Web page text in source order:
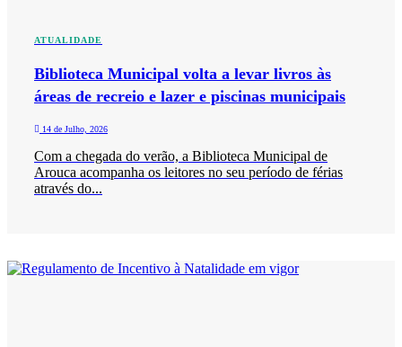
ATUALIDADE
Biblioteca Municipal volta a levar livros às
áreas de recreio e lazer e piscinas municipais
14 de Julho, 2026
Com a chegada do verão, a Biblioteca Municipal de
Arouca acompanha os leitores no seu período de férias
através do...